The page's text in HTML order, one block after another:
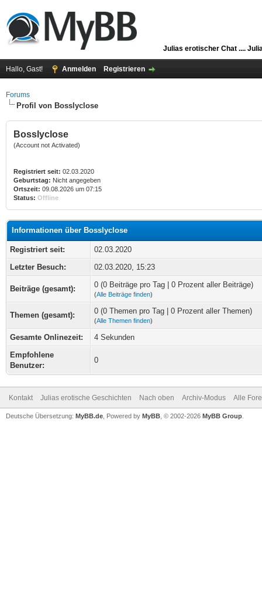
Julias erotischer Chat ....
Hallo, Gast! Anmelden Registrieren
Forums
Profil von Bosslyclose
Bosslyclose
(Account not Activated)
Registriert seit: 02.03.2020
Geburtstag: Nicht angegeben
Ortszeit: 09.08.2026 um 07:15
Status: Offline
Informationen über Bosslyclose
Registriert seit:
02.03.2020
Letzter Besuch:
02.03.2020, 15:23
Beiträge (gesamt): 0 (0 Beiträge pro Tag | 0 Prozent aller Beiträge)
(Alle Beiträge finden)
Themen (gesamt): 0 (0 Themen pro Tag | 0 Prozent aller Themen)
(Alle Themen finden)
Gesamte Onlinezeit:
4 Sekunden
Empfohlene
Benutzer:
0
Kontakt Julias erotische Geschichten Nach oben Archiv-Modus Alle
Deutsche Übersetzung: MyBB.de , Powered by MyBB , © 2002-2026 MyBB Group